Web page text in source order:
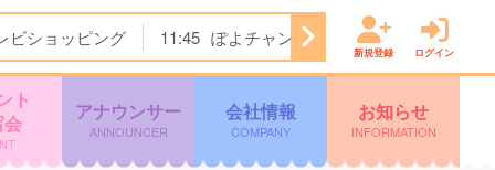
ビショッピング 11:45 ぽよチャンネル 11:50 ＦＮＮ
新規登録 ログイン
ト
アナウンサー
ANNOUNCER
会社情報
COMPANY
お知らせ
INFORMATION